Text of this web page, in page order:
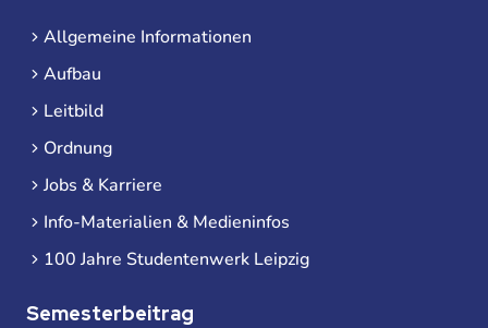
Allgemeine Informationen
Aufbau
Leitbild
Ordnung
Jobs & Karriere
Info-Materialien & Medieninfos
100 Jahre Studentenwerk Leipzig
Semesterbeitrag